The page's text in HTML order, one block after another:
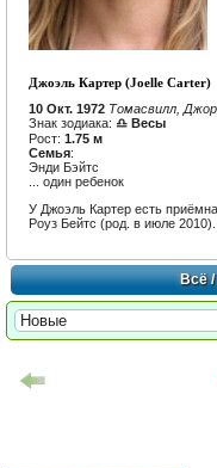
Джоэль Картер (Joelle Carter)
10 Окт. 1972 Томасвилл,
Знак зодиака: ♎ Весы
Рост: 1.75 м
Семья:
Энди Бэйтс
... один ребенок
У Джоэль Картер есть
Роуз Бейтс (род. в июле 2010).
Всё/